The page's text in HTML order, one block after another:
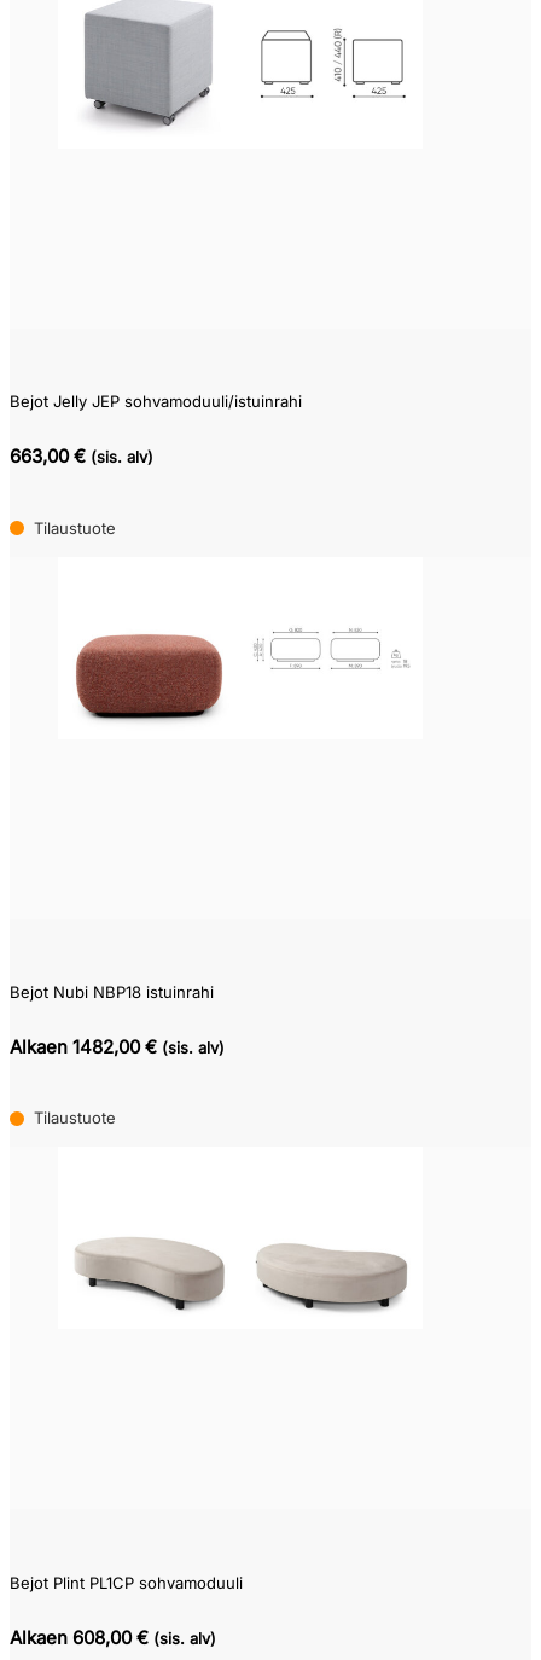
Bejot Jelly JEP sohvamoduuli/istuinrahi
663,00 € (sis. alv)
Tilaustuote
Bejot Nubi NBP18 istuinrahi
Alkaen 1482,00 € (sis. alv)
Tilaustuote
Bejot Plint PL1CP sohvamoduuli
Alkaen 608,00 € (sis. alv)